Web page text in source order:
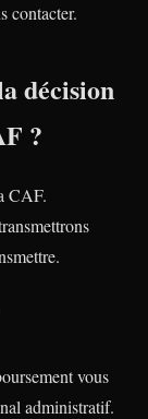
contacter.
décision
?
CAF.
vous
administratif.